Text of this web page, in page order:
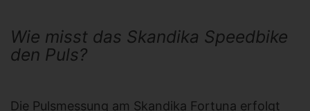
Wie misst das Skandika Speedbike
den Puls?
Die Pulsmessung am Skandika Fortuna erfolgt